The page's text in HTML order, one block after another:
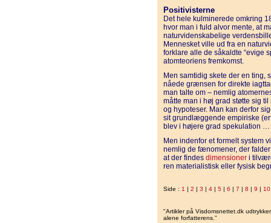
Positivisterne
Det hele kulminerede omkring
hvor man i fuld alvor mente, at
naturvidenskabelige
Mennesket ville ud fra en
forklare alle de såkaldte “evige
atomteoriens fremkomst.
Men samtidig skete der en ting,
nåede grænsen for direkte
man talte om – nemlig
måtte man i høj grad støtte sig
og hypoteser. Man kan derfor
sit grundlæggende empiriske
blev i højere grad spekulation
Men indenfor et formelt system
nemlig de fænomener, der
at der findes dimensioner i
ren materialistisk eller fysisk
Side : 1 | 2 | 3 | 4 | 5 | 6 | 7 | 8 | 9 | 10
"Artikler på Visdomsnettet.dk
alene forfatterens.”